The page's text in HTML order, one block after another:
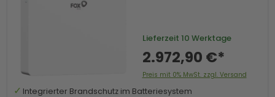
Lieferzeit 10 Werktage
2.972,90 €*
Preis mit 0% MwSt. zzgl. Versand
Integrierter Brandschutz im Batteriesystem